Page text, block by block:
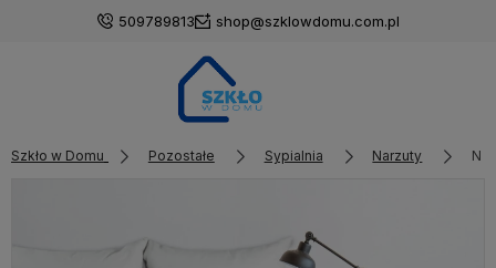
509789813 shop@szklowdomu.com.pl
Szkło w Domu Pozostałe Sypialnia Narzuty